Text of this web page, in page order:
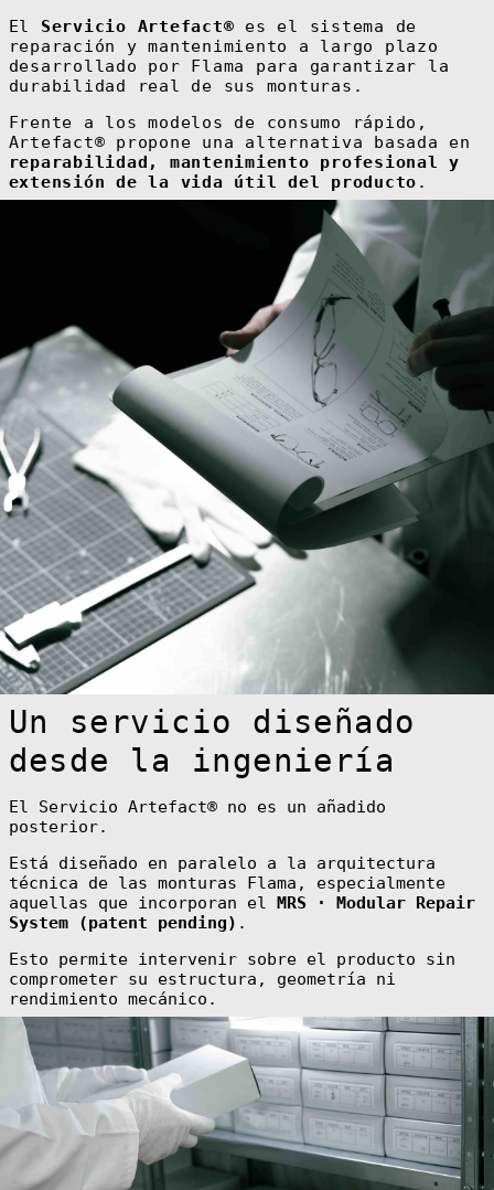
El Servicio Artefact® es el sistema de
reparación y mantenimiento a largo plazo
desarrollado por Flama para garantizar la
durabilidad real de sus monturas.
Frente a los modelos de consumo rápido,
Artefact® propone una alternativa basada en
reparabilidad, mantenimiento profesional y
extensión de la vida útil del producto .
Un servicio diseñado
desde la ingeniería
El Servicio Artefact® no es un añadido
posterior.
Está diseñado en paralelo a la arquitectura
técnica de las monturas Flama, especialmente
aquellas que incorporan el MRS · Modular Repair
System (patent pending) .
Esto permite intervenir sobre el producto sin
comprometer su estructura, geometría ni
rendimiento mecánico.
Afghanistan
(AFN ؋)
Åland Islands
(EUR €)
Albania (ALL L)
Algeria (DZD
د.ج)
Angola (EUR €)
Anguilla (XCD
Armenia (AMD
դր.)
Aruba (AWG ƒ)
Ascension
Australia (AUD
$)
Azerbaijan (AZN
₼)
Bahamas (BSD $)
Bahrain (EUR €)
Bangladesh (BDT
Barbados (BBD